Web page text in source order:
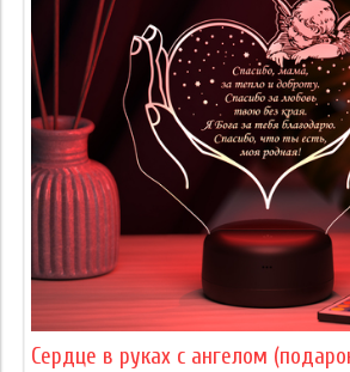
Сердце в руках с ангелом